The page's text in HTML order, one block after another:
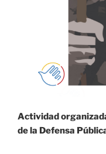
Actividad
de la Defensa